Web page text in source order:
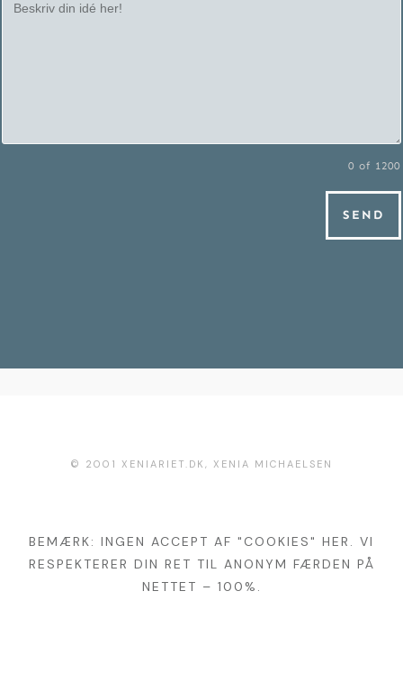
0 of 1200
SEND
© 2001 XENIARIET.DK, XENIA MICHAELSEN
BEMÆRK: INGEN ACCEPT AF "COOKIES" HER. VI
RESPEKTERER DIN RET TIL ANONYM FÆRDEN PÅ
NETTET – 100%.